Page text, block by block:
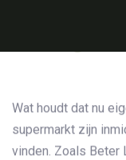
Skip
links
primary
to
content
Wat houdt dat nu
supermarkt zijn
vinden. Zoals Beter